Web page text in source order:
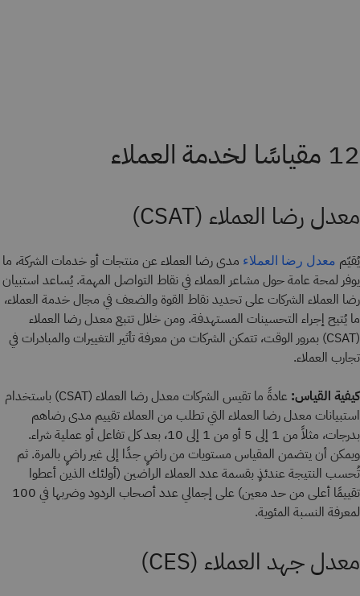
12 مقياسًا لخدمة العملاء
معدل رضا العملاء (CSAT)
يُقيّم معدل رضا العملاء مدى رضا العملاء عن منتجات أو خدمات الشركة، ما
يوفر لمحة عامة حول مشاعر العملاء في نقاط التواصل المهمة. يُساعد استبيان
رضا العملاء الشركات على تحديد نقاط القوة والضعف في مجال خدمة العملاء،
ما يُتيح إجراء التحسينات المستهدفة. ومن خلال تتبع معدل رضا العملاء
(CSAT) بمرور الوقت، تتمكن الشركات من معرفة تأثير التغييرات والمبادرات في
تجارب العملاء.
كيفية القياس:
عادةً ما تقيس الشركات معدل رضا العملاء (CSAT) باستخدام
استبيانات معدل رضا العملاء التي تطلب من العملاء تقييم مدى رضاهم
بدرجات، مثلاً من 1 إلى 5 أو من 1 إلى 10، بعد كل تفاعل أو عملية شراء.
ويمكن أن يتضمن المقياس مستويات من راضٍ جدًا إلى غير راضٍ بالمرة. ثم
تُحسب النتيجة عندئذٍ بقسمة عدد العملاء الراضين (أولئك الذين أعطوا
تقييمًا أعلى من حد معين) على إجمالي عدد أصحاب الردود وضربها في 100
لمعرفة النسبة المئوية.
معدل جهد العملاء (CES)